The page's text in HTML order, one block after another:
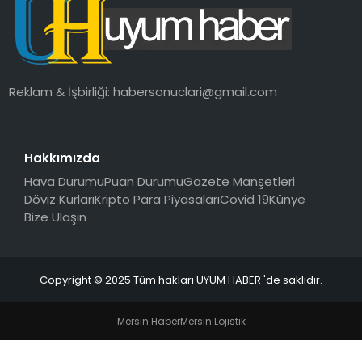
SAĞLIK
MAGAZIN
Reklam & İşbirliği:habersonuclari@gmail.com
Hakkımızda
Hava DurumuPuan DurumuGazete Manşetleri
Döviz KurlarıKripto Para PiyasalarıCovid 19Künye
Bize Ulaşın
Copyright © 2025 Tüm hakları UYUM HABER 'de saklıdır.
Mersin HaberMersin Lojistik